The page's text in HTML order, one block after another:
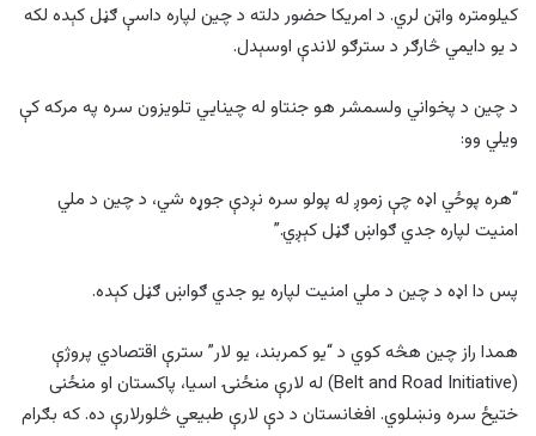
کیلومتره واټن لري. د امریکا حضور دلته د چین لپاره داسې ګڼل کېده لکه
د یو دایمي څارګر د سترګو لاندې اوسېدل.
د چین د پخواني ولسمشر هو جنتاو له چینايي تلویزون سره په مرکه کې
ویلي وو:
“هره پوځي اډه چې زموږ له پولو سره نږدې جوړه شي، د چین د ملي
امنیت لپاره جدي ګواښ ګڼل کېږي.”
پس دا اډه د چین د ملي امنیت لپاره یو جدي ګواښ ګڼل کېده.
همدا راز چین هڅه کوي د “یو کمربند، یو لار” سترې اقتصادي پروژې
(Belt and Road Initiative) له لارې منځنۍ اسیا، پاکستان او منځنی
ختیځ سره ونښلوي. افغانستان د دې لارې طبیعي څلورلارې ده. که بګرام